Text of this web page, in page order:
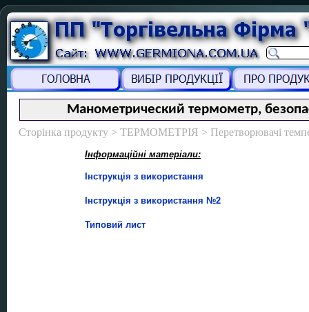
Манометрический термометр,
Сторінка продукту > ТЕРМОМЕТРІЯ > Перетворювачі
Інформаційні матеріали:
Інструкція з використання
Інструкція з використання №2
Типовий лист